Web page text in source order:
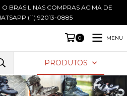
BRASIL NAS COMPRAS ACIMA DE
(11) 92013-0885
0 MENU
PRODUTOS